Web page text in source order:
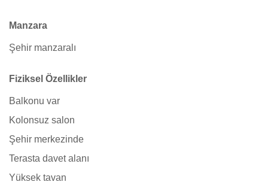
Manzara
Şehir manzaralı
Fiziksel Özellikler
Balkonu var
Kolonsuz salon
Şehir merkezinde
Terasta davet alanı
Yüksek tavan